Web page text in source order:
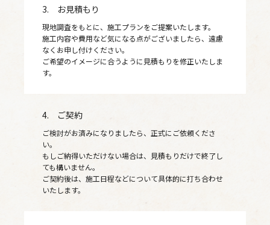
3. お見積もり
現地調査をもとに、施工プランをご提案いたします。
施工内容や費用など気になる点がございましたら、遠慮
なくお申し付けください。
ご希望のイメージに合うように見積もりを修正いたしま
す。
4. ご契約
ご検討がお済みになりましたら、正式にご依頼くださ
い。
もしご納得いただけない場合は、見積もりだけで終了し
ても構いません。
ご契約後は、施工日程などについて具体的に打ち合わせ
いたします。